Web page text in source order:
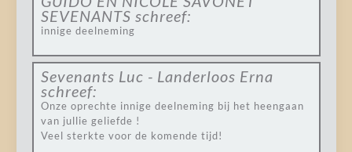
SEVENANTS schreef:
innige deelneming
Sevenants Luc - Landerloos Erna
schreef:
Onze oprechte innige deelneming bij het heengaan
van jullie geliefde !
Veel sterkte voor de komende tijd!